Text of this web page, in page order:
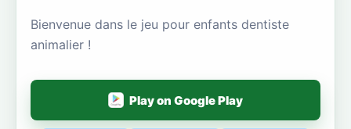
Bienvenue dans le jeu pour enfants dentiste
animalier !
Play on Google Play